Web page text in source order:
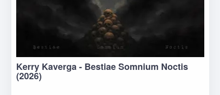
Kerry Kaverga - Bestiae Somnium Noctis
(2026)